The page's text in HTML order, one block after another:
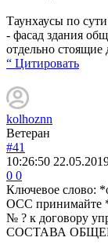
Таунхаусы по
- фасад здания
отдельно стоящие
“ Цитировать
kolhoznn
Ветеран
#41
10:26:50
0 0
Ключевое слово:
ОСС принимайте
№ ? к договору
СОСТАВА